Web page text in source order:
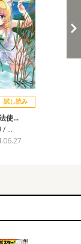
試し読み
使…
/ …